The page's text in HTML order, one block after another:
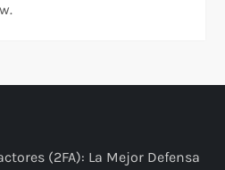
(2FA): La Mejor Defensa